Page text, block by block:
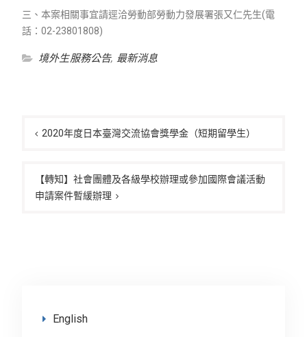
三、本案相關事宜請逕洽勞動部勞動力發展署張又仁先生(電
話：02-23801808)
境外生服務公告, 最新消息
章 2020年度日本臺灣交流協會獎學金（短期留學生）
【轉知】社會團體及各級學校辦理或參加國際會議活動
申請案件暫緩辦理
English